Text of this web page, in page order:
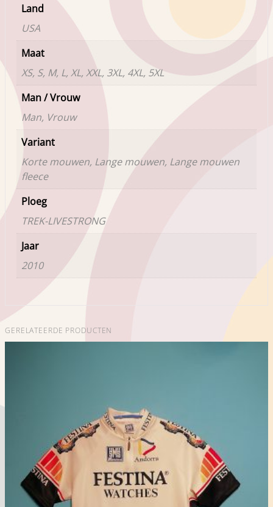
Land
USA
Maat
XS, S, M, L, XL, XXL, 3XL, 4XL, 5XL
Man / Vrouw
Man, Vrouw
Variant
Korte mouwen, Lange mouwen, Lange mouwen
fleece
Ploeg
TREK-LIVESTRONG
Jaar
2010
GERELATEERDE PRODUCTEN